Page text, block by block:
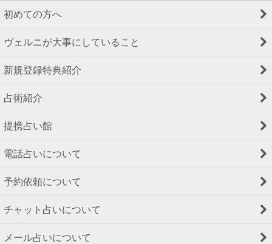
初めての方へ
ヴェルニが大事にしていること
新規登録特典紹介
占術紹介
提携占い館
電話占いについて
予約依頼について
チャット占いについて
メール占いについて